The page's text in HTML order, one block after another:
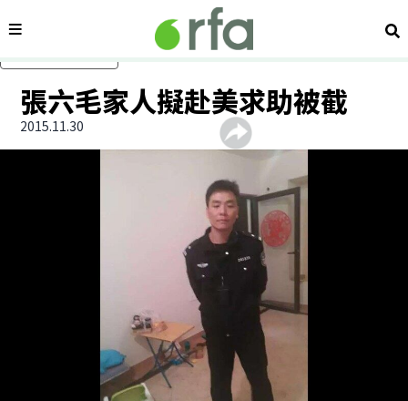
內容分類 搜
張六毛家人擬赴美求助被截
2015.11.30